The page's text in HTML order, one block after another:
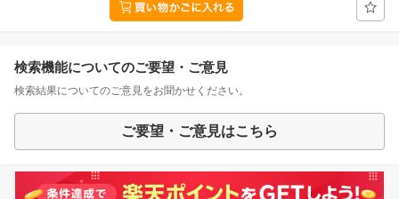
検索機能についてのご要望・ご意見
検索結果についてのご意見をお聞かせください。
ご要望・ご意見はこちら